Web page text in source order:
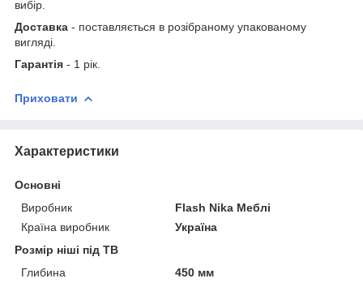
вибір.
Доставка - поставляється в розібраному упакованому
вигляді.
Гарантія - 1 рік.
Приховати
Характеристики
Основні
Виробник
Flash Nika Меблі
Країна виробник
Україна
Розмір ніші під ТВ
Глибина
450 мм